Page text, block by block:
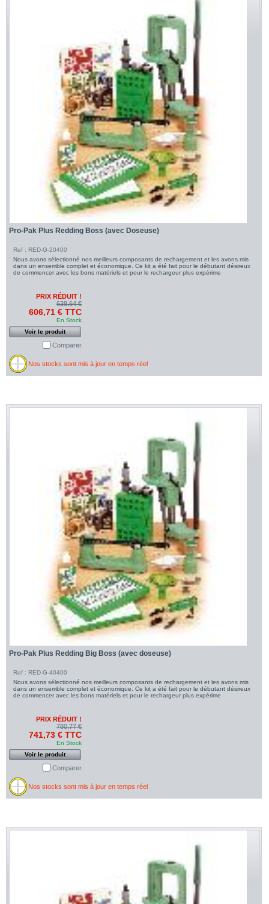
Pro-Pak Plus Redding Boss (avec Doseuse)
Ref : RED-G-20400
Nous avons sélectionné nos meilleurs composants de rechargement et les avons mis
dans un ensemble complet et économique. Ce kit a été fait pour le débutant désireux
de commencer avec les bons matériels et pour le rechargeur plus expérime
PRIX RÉDUIT !
638,64 €
606,71 € TTC
En Stock
Voir le produit
Comparer
Nos stocks sont mis à jour en temps réel
Pro-Pak Plus Redding Big Boss (avec doseuse)
Ref : RED-G-40400
Nous avons sélectionné nos meilleurs composants de rechargement et les avons mis
dans un ensemble complet et économique. Ce kit a été fait pour le débutant désireux
de commencer avec les bons matériels et pour le rechargeur plus expérime
PRIX RÉDUIT !
780,77 €
741,73 € TTC
En Stock
Voir le produit
Comparer
Nos stocks sont mis à jour en temps réel